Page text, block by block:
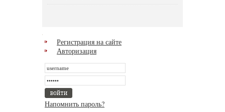
Регистрация на сайте
Авторизация
Напомнить пароль?